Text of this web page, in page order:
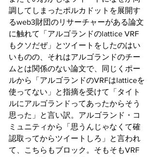
調してしまったポルカドットを展開す
るweb3財団のリサーチャーがある論文
に触れて「アルゴランドのlattice VRF
もクソだぜ」とツイートをしたのはい
いものの、それはアルゴランドのチー
ムとは関係のない論文で、同じくポー
ルから「アルゴランドのVRFはlatticeを
使ってない」と指摘を受けて「タイト
ルにアルゴランドってあったからそう
思った」と言い訳。アルゴランド・コ
ミュニティから「思うんじゃなくて確
認取ってからツイートしろ」と言われ
て、こちらもブロック。そもそもVRF